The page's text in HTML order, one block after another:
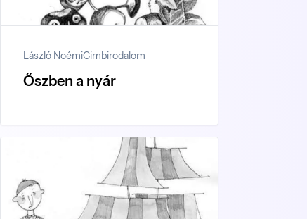
László NoémiCimbirodalom
Őszben a nyár